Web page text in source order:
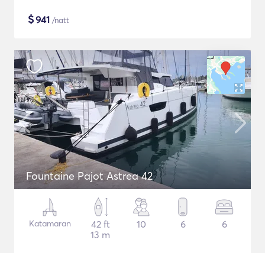
$941 /natt
Fountaine Pajot Astrea 42
Katamaran
42 ft
13 m
10 6 6